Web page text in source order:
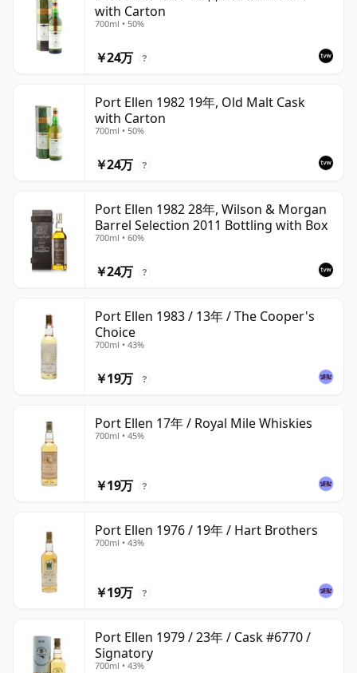
with Carton
700ml • 50%
￥24万 ?
Port Ellen 1982 19年, Old Malt Cask
with Carton
700ml • 50%
￥24万 ?
Port Ellen 1982 28年, Wilson & Morgan
Barrel Selection 2011 Bottling with Box
700ml • 60%
￥24万 ?
Port Ellen 1983 / 13年 / The Cooper's
Choice
700ml • 43%
￥19万 ?
Port Ellen 17年 / Royal Mile Whiskies
700ml • 45%
￥19万 ?
Port Ellen 1976 / 19年 / Hart Brothers
700ml • 43%
￥19万 ?
Port Ellen 1979 / 23年 / Cask #6770 /
Signatory
700ml • 43%